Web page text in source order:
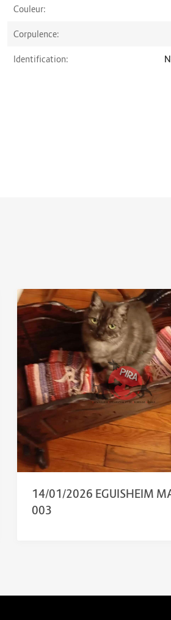
Couleur:
Corpulence:
Identification:
14/01/2026 EGUISHEIM
003